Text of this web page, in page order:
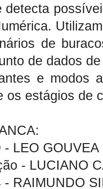
detecta
de
de dados
e modos
os estágios de
LEO
- LUCIANO
RAIMUNDO